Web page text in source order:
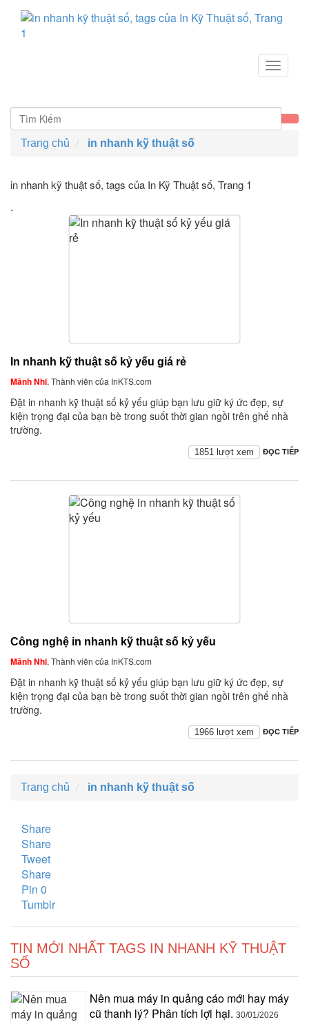
Toggle
Trang chủ in nhanh kỹ thuật số
in nhanh kỹ thuật số, tags của In Kỹ Thuật số, Trang 1
.
In nhanh kỹ thuật số kỷ yếu giá rẻ
Mãnh Nhi, Thành viên của InKTS.com
Đặt in nhanh kỹ thuật số kỷ yếu giúp bạn lưu giữ ký ức đẹp, sự
kiện trọng đại của bạn bè trong suốt thời gian ngồi trên ghế nhà
trường.
ĐỌC TIẾP
1851 lượt xem
Công nghệ in nhanh kỹ thuật số kỷ yếu
Mãnh Nhi, Thành viên của InKTS.com
Đặt in nhanh kỹ thuật số kỷ yếu giúp bạn lưu giữ ký ức đẹp, sự
kiện trọng đại của bạn bè trong suốt thời gian ngồi trên ghế nhà
trường.
ĐỌC TIẾP
1966 lượt xem
Trang chủ in nhanh kỹ thuật số
Share
Share
Tweet
Share
Pin 0
Tumblr
TIN MỚI NHẤT TAGS IN NHANH KỸ THUẬT
SỐ
Nên mua máy in quảng cáo mới hay máy
cũ thanh lý? Phân tích lợi hại. 30/01/2026